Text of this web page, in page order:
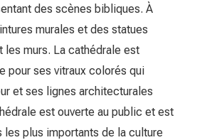
des scènes bibliques. À
murales et des statues
les murs. La cathédrale est
pour ses vitraux colorés qui
et ses lignes architecturales
est ouverte au public et est
les plus importants de la culture